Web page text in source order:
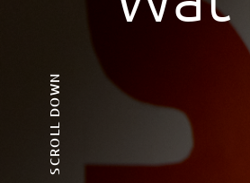
SCROLL DOWN